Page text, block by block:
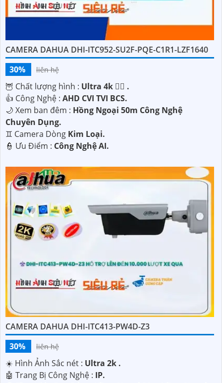
CAMERA DAHUA DHI-ITC952-SU2F-PQE-C1R1-LZF1640
30%
liên hệ
🦉 Chất lượng hình : Ultra 4k 👍🏾 .
👍 Công Nghệ : AHD CVI TVI BCS.
🌙 Xem ban đêm : Hồng Ngoại 50m Công Nghệ
Chuyên Dụng.
♊ Camera Dòng Kim Loại.
️👮 Ưu Điểm : Công Nghệ AI.
CAMERA DAHUA DHI-ITC413-PW4D-Z3
30%
liên hệ
☀️ Hình Ảnh Sắc nét : Ultra 2k .
🤖️ Trang Bị Công Nghệ : IP.